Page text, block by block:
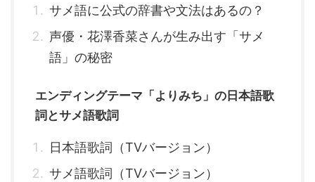
サメ語に公式の辞書や文法はあるの？
声優・花澤香菜さんが生み出す「サメ
語」の秘密
エンディングテーマ「よりみち」の日本語歌
詞とサメ語歌詞
日本語歌詞（TVバージョン）
サメ語歌詞（TVバージョン）